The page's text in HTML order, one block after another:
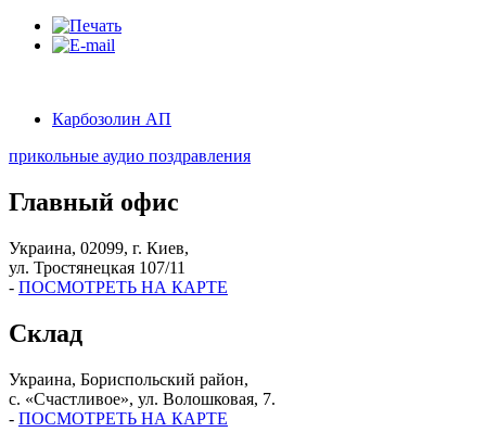
Карбозолин АП
прикольные аудио поздравления
Главный офис
Украина, 02099, г. Киев,
ул. Тростянецкая 107/11
- ПОСМОТРЕТЬ НА КАРТЕ
Склад
Украина, Бориспольский район,
с. «Счастливое», ул. Волошковая, 7.
- ПОСМОТРЕТЬ НА КАРТЕ